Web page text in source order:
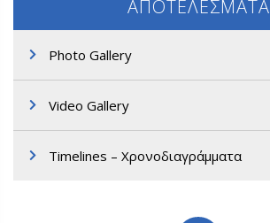
ΑΠΟΤΕΛΕΣΜΑΤΑ
Photo Gallery
Video Gallery
Timelines – Χρονοδιαγράμματα